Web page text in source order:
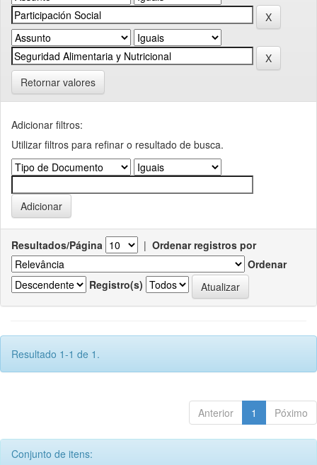
Retornar valores
Adicionar filtros:
Utilizar filtros para refinar o resultado de busca.
Resultados/Página | Ordenar registros por
Ordenar
Registro(s)
Resultado 1-1 de 1.
Anterior 1 Póximo
Conjunto de itens: